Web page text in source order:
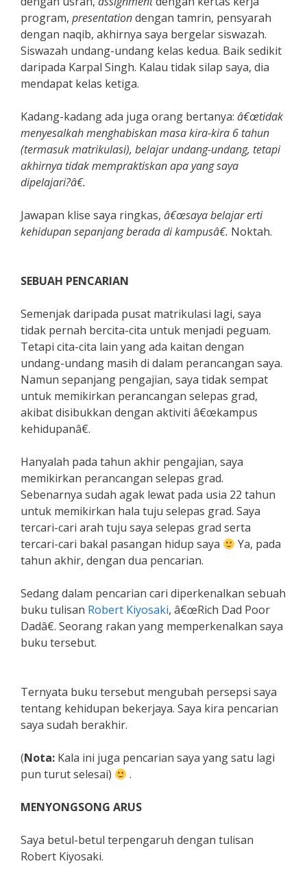
program, presentationdengan tamrin, pensyarah
dengan naqib, akhirnya saya bergelar siswazah.
Siswazah undang-undang kelas kedua. Baik sedikit
daripada Karpal Singh. Kalau tidak silap saya, dia
mendapat kelas ketiga.
Kadang-kadang ada juga orang bertanya: â€œtidak
menyesalkah menghabiskan masa kira-kira 6 tahun
(termasuk matrikulasi), belajar undang-undang, tetapi
akhirnya tidak mempraktiskan apa yang saya
dipelajari?â€.
Jawapan klise saya ringkas, â€œsaya belajar erti
kehidupan sepanjang berada di kampusâ€. Noktah.
SEBUAH PENCARIAN
Semenjak daripada pusat matrikulasi lagi, saya
tidak pernah bercita-cita untuk menjadi peguam.
Tetapi cita-cita lain yang ada kaitan dengan
undang-undang masih di dalam perancangan saya.
Namun sepanjang pengajian, saya tidak sempat
untuk memikirkan perancangan selepas grad,
akibat disibukkan dengan aktiviti â€œkampus
kehidupanâ€.
Hanyalah pada tahun akhir pengajian, saya
memikirkan perancangan selepas grad.
Sebenarnya sudah agak lewat pada usia 22 tahun
untuk memikirkan hala tuju selepas grad. Saya
tercari-cari arah tuju saya selepas grad serta
tercari-cari bakal pasangan hidup saya
Ya, pada
tahun akhir, dengan dua pencarian.
Sedang dalam pencarian cari diperkenalkan sebuah
buku tulisan Robert Kiyosaki, â€œRich Dad Poor
Dadâ€. Seorang rakan yang memperkenalkan saya
buku tersebut.
Ternyata buku tersebut mengubah persepsi saya
tentang kehidupan bekerjaya. Saya kira pencarian
saya sudah berakhir.
(Nota: Kala ini juga pencarian saya yang satu lagi
pun turut selesai)
.
MENYONGSONG ARUS
Saya betul-betul terpengaruh dengan tulisan
Robert Kiyosaki.